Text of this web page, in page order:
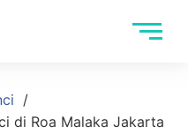
di Roa Malaka Jakarta